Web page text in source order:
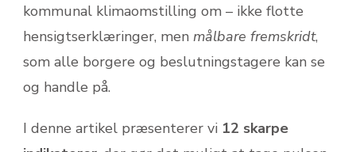
kommunal klimaomstilling om – ikke flotte
hensigtserklæringer, men målbare fremskridt,
som alle borgere og beslutningstagere kan se
og handle på.
I denne artikel præsenterer vi 12 skarpe